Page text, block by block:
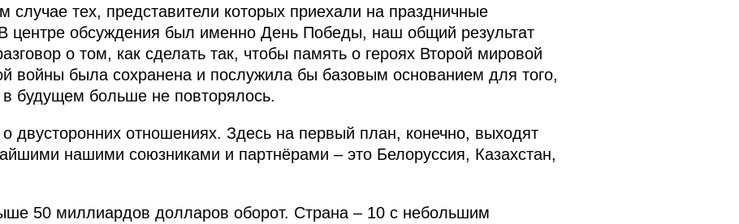
случае тех, представители которых приехали на праздничные
центре обсуждения был именно День Победы, наш общий результат
о том, как сделать так, чтобы память о героях Второй мировой
войны была сохранена и послужила бы базовым основанием для того,
в будущем больше не повторялось.
двусторонних отношениях. Здесь на первый план, конечно, выходят
нашими союзниками и партнёрами – это Белоруссия, Казахстан,
50 миллиардов долларов оборот. Страна – 10 с небольшим